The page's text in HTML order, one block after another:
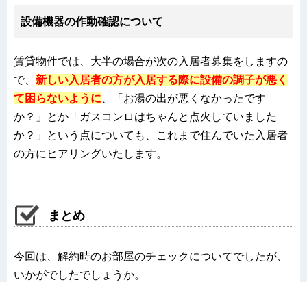
設備機器の作動確認について
賃貸物件では、大半の場合が次の入居者募集をしますの
で、 新しい入居者の方が入居する際に設備の調子が悪く
て困らないように 、「お湯の出が悪くなかったです
か？」とか「ガスコンロはちゃんと点火していました
か？」という点についても、これまで住んでいた入居者
の方にヒアリングいたします。
まとめ
今回は、解約時のお部屋のチェックについてでしたが、
いかがでしたでしょうか。